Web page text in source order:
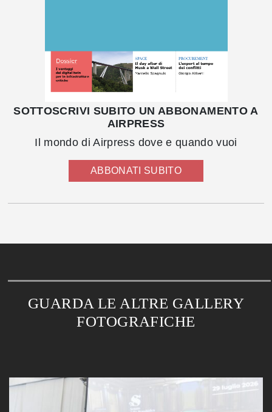
SOTTOSCRIVI SUBITO UN ABBONAMENTO A
AIRPRESS
Il mondo di Airpress dove e quando vuoi
ABBONATI SUBITO
GUARDA LE ALTRE GALLERY
FOTOGRAFICHE